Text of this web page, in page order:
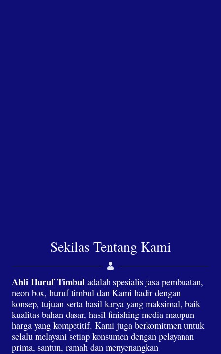
Sekilas Tentang Kami
Ahli Huruf Timbul adalah spesialis jasa pembuatan,
neon box, huruf timbul dan Kami hadir dengan
konsep, tujuan serta hasil karya yang maksimal, baik
kualitas bahan dasar, hasil finishing media maupun
harga yang kompetitif. Kami juga berkomitmen untuk
selalu melayani setiap konsumen dengan pelayanan
prima, santun, ramah dan menyenangkan